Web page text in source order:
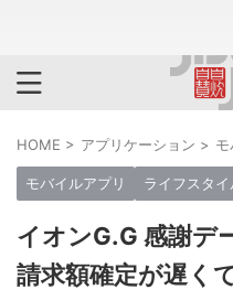
HOME > アプリケーション > モ
モバイルアプリ ライフスタイ
イオンG.G 感謝デ
請求額確定が遅く